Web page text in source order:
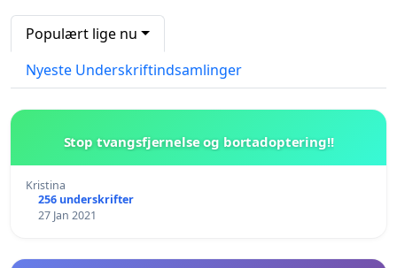
Populært lige nu
Nyeste Underskriftindsamlinger
Stop tvangsfjernelse og bortadoptering!!
Kristina
256 underskrifter
27 Jan 2021